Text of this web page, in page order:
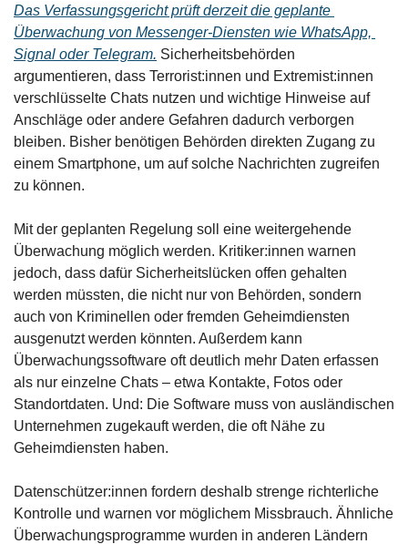
Das Verfassungsgericht prüft derzeit die geplante
Überwachung von Messenger-Diensten wie WhatsApp,
Signal oder Telegram. Sicherheitsbehörden
argumentieren, dass Terrorist:innen und Extremist:innen
verschlüsselte Chats nutzen und wichtige Hinweise auf
Anschläge oder andere Gefahren dadurch verborgen
bleiben. Bisher benötigen Behörden direkten Zugang zu
einem Smartphone, um auf solche Nachrichten zugreifen
zu können.
Mit der geplanten Regelung soll eine weitergehende
Überwachung möglich werden. Kritiker:innen warnen
jedoch, dass dafür Sicherheitslücken offen gehalten
werden müssten, die nicht nur von Behörden, sondern
auch von Kriminellen oder fremden Geheimdiensten
ausgenutzt werden könnten. Außerdem kann
Überwachungssoftware oft deutlich mehr Daten erfassen
als nur einzelne Chats – etwa Kontakte, Fotos oder
Standortdaten. Und: Die Software muss von ausländischen
Unternehmen zugekauft werden, die oft Nähe zu
Geheimdiensten haben.
Datenschützer:innen fordern deshalb strenge richterliche
Kontrolle und warnen vor möglichem Missbrauch. Ähnliche
Überwachungsprogramme wurden in anderen Ländern